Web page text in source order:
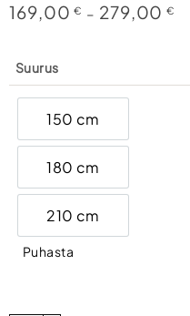
169,00€ – 279,00€
Suurus
150 cm
150 cm
180 cm
180 cm
210 cm
210 cm
Puhasta